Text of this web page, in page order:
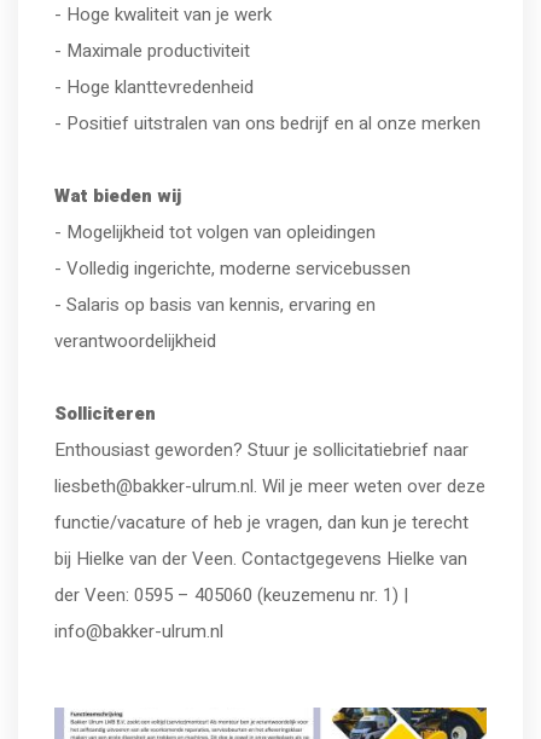
- Hoge kwaliteit van je werk
- Maximale productiviteit
- Hoge klanttevredenheid
- Positief uitstralen van ons bedrijf en al onze merken
Wat bieden wij
- Mogelijkheid tot volgen van opleidingen
- Volledig ingerichte, moderne servicebussen
- Salaris op basis van kennis, ervaring en
verantwoordelijkheid
Solliciteren
Enthousiast geworden? Stuur je sollicitatiebrief naar
liesbeth@bakker-ulrum.nl. Wil je meer weten over deze
functie/vacature of heb je vragen, dan kun je terecht
bij Hielke van der Veen. Contactgegevens Hielke van
der Veen: 0595 – 405060 (keuzemenu nr. 1) |
info@bakker-ulrum.nl